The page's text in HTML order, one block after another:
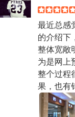
最近总感
的介绍下
整体宽敞
为是网上
整个过程
果，也有